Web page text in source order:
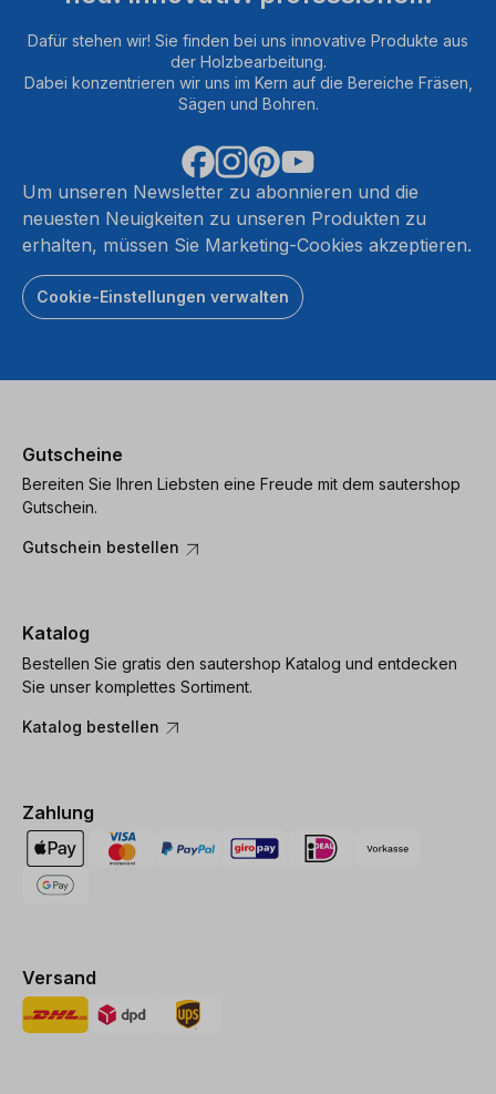
Dafür stehen wir! Sie finden bei uns innovative Produkte aus
der Holzbearbeitung.
Dabei konzentrieren wir uns im Kern auf die Bereiche Fräsen,
Sägen und Bohren.
Um unseren Newsletter zu abonnieren und die
neuesten Neuigkeiten zu unseren Produkten zu
erhalten, müssen Sie Marketing-Cookies akzeptieren.
Cookie-Einstellungen verwalten
Gutscheine
Bereiten Sie Ihren Liebsten eine Freude mit dem sautershop
Gutschein.
Gutschein bestellen
Katalog
Bestellen Sie gratis den sautershop Katalog und entdecken
Sie unser komplettes Sortiment.
Katalog bestellen
Zahlung
Versand